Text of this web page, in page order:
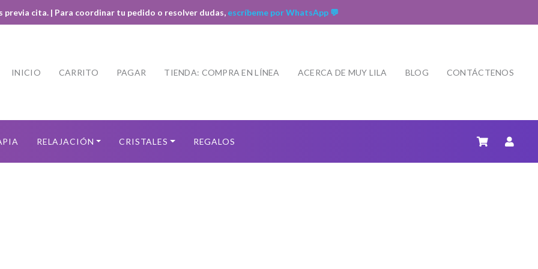
previa cita. | Para coordinar tu pedido o resolver dudas, escríbeme por WhatsApp 💬
INICIO CARRITO PAGAR TIENDA: COMPRA EN LÍNEA ACERCA DE MUY LILA BLOG CONTÁCTENOS
RELAJACIÓN CRISTALES REGALOS